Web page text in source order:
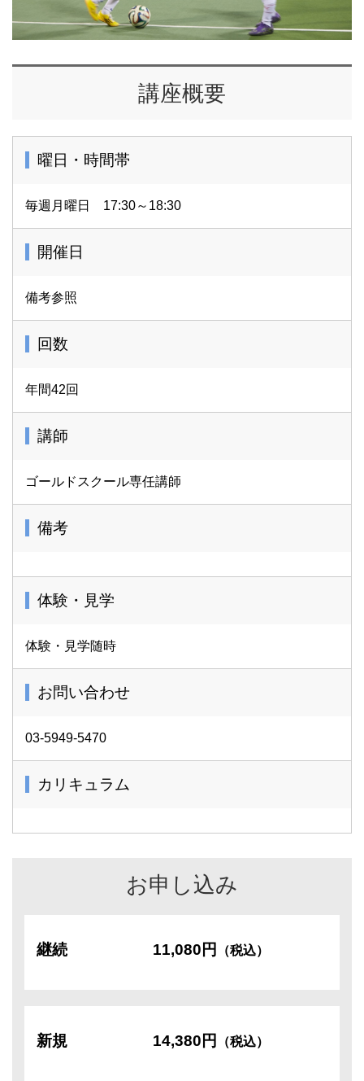
講座概要
曜日・時間帯
毎週月曜日 17:30～18:30
開催日
備考参照
回数
年間42回
講師
ゴールドスクール専任講師
備考
体験・見学
体験・見学随時
お問い合わせ
03-5949-5470
カリキュラム
お申し込み
継続 11,080円 （税込）
新規 14,380円 （税込）